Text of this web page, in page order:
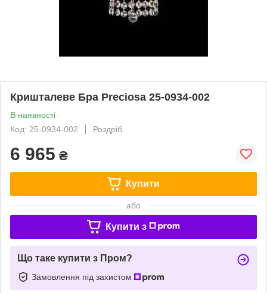
Кришталеве Бра Preciosa 25-0934-002
В наявності
Код: 25-0934-002
Роздріб
6 965 ₴
Купити
або
Купити з
Що таке купити з Пром?
Замовлення під захистом